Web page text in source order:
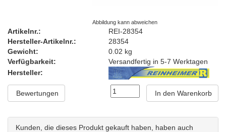
Abbildung kann abweichen
Artikelnr.:
REI-28354
Hersteller-Artikelnr.:
28354
Gewicht:
0.02 kg
Verfügbarkeit:
Versandfertig in 5-7 Werktagen
Hersteller:
In den Warenkorb
Bewertungen
Kunden, die dieses Produkt gekauft haben, haben auch